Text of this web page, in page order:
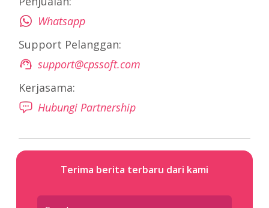
Whatsapp
Support Pelanggan:
support@cpssoft.com
Kerjasama:
Hubungi Partnership
Terima berita terbaru dari kami